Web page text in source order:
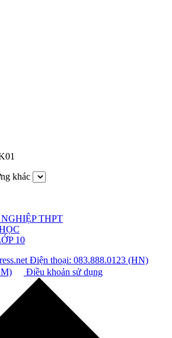
khác
THPT
10
Điện thoại: 083.888.0123 (HN)
Điều khoản sử dụng